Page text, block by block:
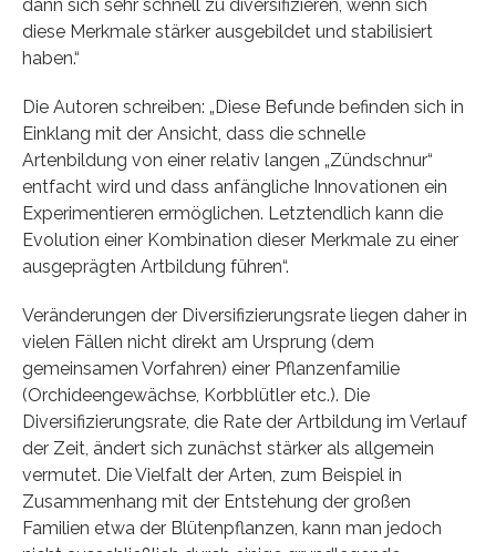
dann sich sehr schnell zu diversifizieren, wenn sich
diese Merkmale stärker ausgebildet und stabilisiert
haben.“
Die Autoren schreiben: „Diese Befunde befinden sich in
Einklang mit der Ansicht, dass die schnelle
Artenbildung von einer relativ langen „Zündschnur“
entfacht wird und dass anfängliche Innovationen ein
Experimentieren ermöglichen. Letztendlich kann die
Evolution einer Kombination dieser Merkmale zu einer
ausgeprägten Artbildung führen“.
Veränderungen der Diversifizierungsrate liegen daher in
vielen Fällen nicht direkt am Ursprung (dem
gemeinsamen Vorfahren) einer Pflanzenfamilie
(Orchideengewächse, Korbblütler etc.). Die
Diversifizierungsrate, die Rate der Artbildung im Verlauf
der Zeit, ändert sich zunächst stärker als allgemein
vermutet. Die Vielfalt der Arten, zum Beispiel in
Zusammenhang mit der Entstehung der großen
Familien etwa der Blütenpflanzen, kann man jedoch